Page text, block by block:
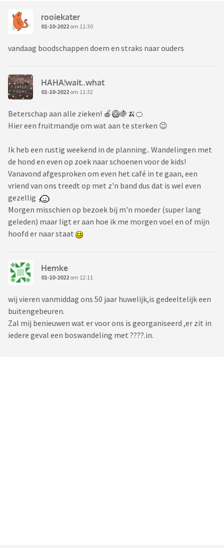
rooiekater
01-10-2022 om 11:30
vandaag boodschappen doem en straks naar ouders
HAHA!wait..what
01-10-2022 om 11:32
Beterschap aan alle zieken! 🍎🥝🍇🍌🍊
Hier een fruitmandje om wat aan te sterken 😉
Ik heb een rustig weekend in de planning.. Wandelingen met
de hond en even op zoek naar schoenen voor de kids!
Vanavond afgesproken om even het café in te gaan, een
vriend van ons treedt op met z'n band dus dat is wel even
gezellig
Morgen misschien op bezoek bij m'n moeder (super lang
geleden) maar ligt er aan hoe ik me morgen voel en of mijn
hoofd er naar staat
Hemke
01-10-2022 om 12:11
wij vieren vanmiddag ons 50 jaar huwelijk,is gedeeltelijk een
buitengebeuren.
Zal mij benieuwen wat er voor ons is georganiseerd ,er zit in
iedere geval een boswandeling met ????.in.